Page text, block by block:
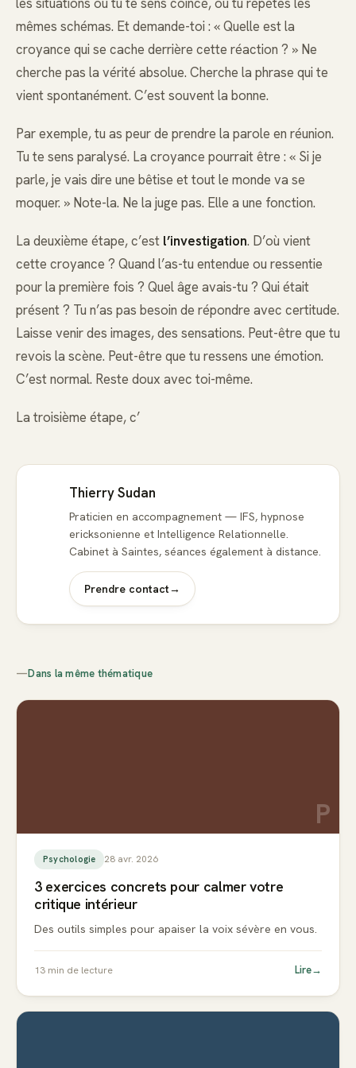
mêmes schémas. Et demande-toi : « Quelle est la
croyance qui se cache derrière cette réaction ? » Ne
cherche pas la vérité absolue. Cherche la phrase qui te
vient spontanément. C’est souvent la bonne.
Par exemple, tu as peur de prendre la parole en réunion.
Tu te sens paralysé. La croyance pourrait être : « Si je
parle, je vais dire une bêtise et tout le monde va se
moquer. » Note-la. Ne la juge pas. Elle a une fonction.
La deuxième étape, c’est l’investigation. D’où vient
cette croyance ? Quand l’as-tu entendue ou ressentie
pour la première fois ? Quel âge avais-tu ? Qui était
présent ? Tu n’as pas besoin de répondre avec certitude.
Laisse venir des images, des sensations. Peut-être que tu
revois la scène. Peut-être que tu ressens une émotion.
C’est normal. Reste doux avec toi-même.
La troisième étape, c’
Thierry Sudan
Praticien en accompagnement — IFS, hypnose
ericksonienne et Intelligence Relationnelle.
Cabinet à Saintes, séances également à distance.
Prendre contact→
—Dans la même thématique
P
Psychologie 28 avr. 2026
3 exercices concrets pour calmer votre
critique intérieur
Des outils simples pour apaiser la voix sévère en vous.
13 min de lecture Lire→